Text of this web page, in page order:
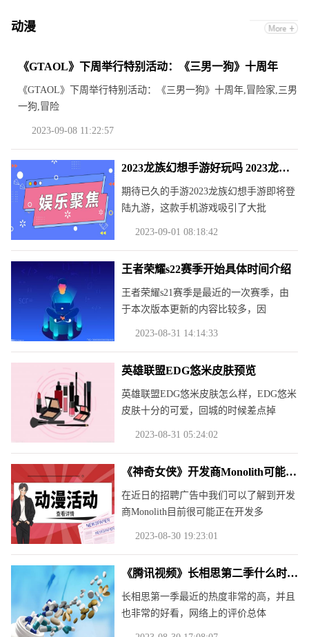
动漫
《GTAOL》下周举行特别活动：《三男一狗》十周年
《GTAOL》下周举行特别活动：《三男一狗》十周年,冒险家,三男
一狗,冒险
2023-09-08 11:22:57
2023龙族幻想手游好玩吗 2023龙族幻想手游玩法简介
期待已久的手游2023龙族幻想手游即将登
陆九游，这款手机游戏吸引了大批
2023-09-01 08:18:42
王者荣耀s22赛季开始具体时间介绍
王者荣耀s21赛季是最近的一次赛季，由
于本次版本更新的内容比较多，因
2023-08-31 14:14:33
英雄联盟EDG悠米皮肤预览
英雄联盟EDG悠米皮肤怎么样，EDG悠米
皮肤十分的可爱，回城的时候差点掉
2023-08-31 05:24:02
《神奇女侠》开发商Monolith可能在开发多个DC游戏
在近日的招聘广告中我们可以了解到开发
商Monolith目前很可能正在开发多
2023-08-30 19:23:01
《腾讯视频》长相思第二季什么时候播
长相思第一季最近的热度非常的高，并且
也非常的好看，网络上的评价总体